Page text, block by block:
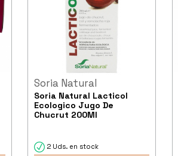
Soria Natural
Soria Natural Lacticol
Ecologico Jugo De
Chucrut 200Ml
2 Uds. en stock